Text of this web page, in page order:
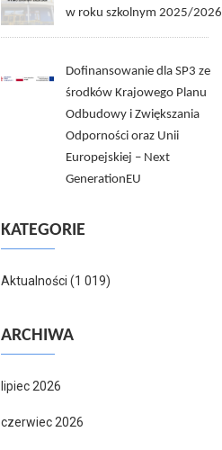
w roku szkolnym 2025/2026
Dofinansowanie dla SP3 ze
środków Krajowego Planu
Odbudowy i Zwiększania
Odporności oraz Unii
Europejskiej – Next
GenerationEU
KATEGORIE
Aktualności (1 019)
ARCHIWA
lipiec 2026
czerwiec 2026